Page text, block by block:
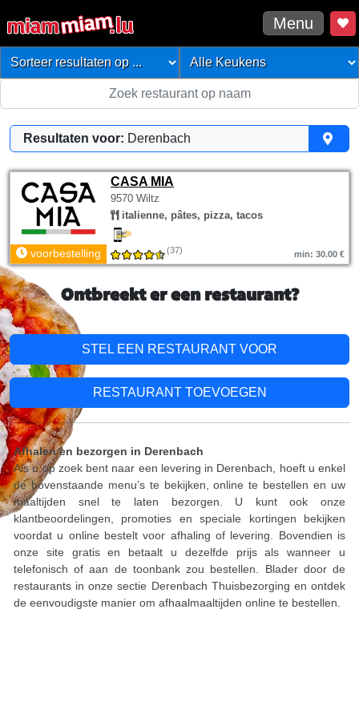
Menu
Resultaten voor: Derenbach
CASA MIA
9570 Wiltz
italienne, pâtes, pizza, tacos
voorbestelling (37) min: 30.00 €
Ontbreekt er een restaurant?
STEL EEN RESTAURANT VOOR
RESTAURANT TOEVOEGEN
Afhalen en bezorgen in Derenbach
Als u op zoek bent naar een levering in Derenbach, hoeft u enkel
de bovenstaande menu’s te bekijken, online te bestellen en uw
maaltijden snel te laten bezorgen. U kunt ook onze
klantbeoordelingen, promoties en speciale kortingen bekijken
voordat u online bestelt voor afhaling of levering. Bovendien is
onze site gratis en betaalt u dezelfde prijs als wanneer u
telefonisch of aan de toonbank zou bestellen. Blader door de
restaurants in onze sectie Derenbach Thuisbezorging en ontdek
de eenvoudigste manier om afhaalmaaltijden online te bestellen.